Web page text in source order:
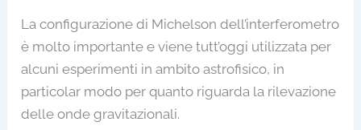
La configurazione di Michelson dell’interferometro
è molto importante e viene tutt’oggi utilizzata per
alcuni esperimenti in ambito astrofisico, in
particolar modo per quanto riguarda la rilevazione
delle onde gravitazionali.